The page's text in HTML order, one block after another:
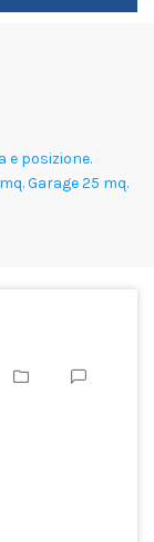
e posizione.
Garage 25 mq.